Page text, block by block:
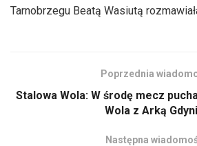
Tarnobrzegu Beatą Wasiutą
Poprzednia
Stalowa Wola: W środę mecz
Wola z Arką
Następna